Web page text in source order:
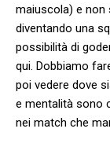
maiuscola) e non
diventando una
possibilità di
qui. Dobbiamo
poi vedere dove
e mentalità sono
nei match che